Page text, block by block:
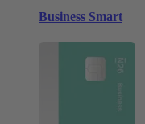
Business Smart